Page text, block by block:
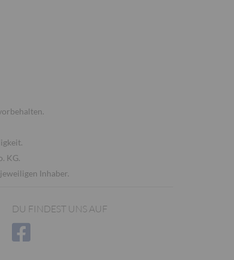
KG.
Inhaber.
DU FINDEST UNS AUF